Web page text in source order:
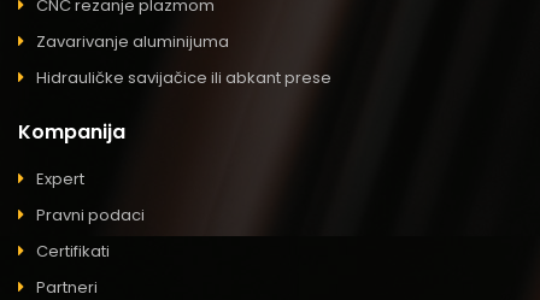
CNC rezanje plazmom
Zavarivanje aluminijuma
Hidrauličke savijačice ili abkant prese
Kompanija
Expert
Pravni podaci
Certifikati
Partneri